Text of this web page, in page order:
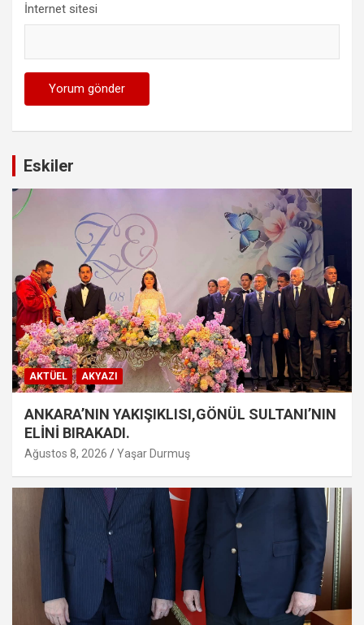
İnternet sitesi
Eskiler
AKTÜEL AKYAZI
ANKARA’NIN YAKIŞIKLISI,GÖNÜL SULTANI’NIN
ELİNİ BIRAKADI.
Ağustos 8, 2026 Yaşar Durmuş